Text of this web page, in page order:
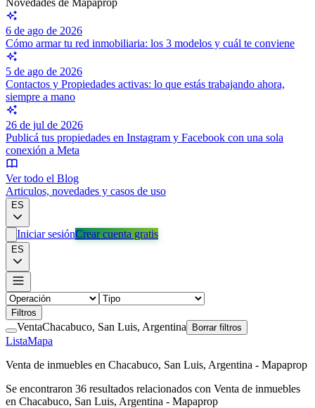
Novedades de Mapaprop
6 de ago de 2026
Cómo armar tu red inmobiliaria: los 3 modelos y cuál te conviene
5 de ago de 2026
Contactos y Propiedades activas: lo que estás trabajando ahora,
siempre a mano
26 de jul de 2026
Publicá tus propiedades en Instagram y Facebook con una sola
conexión a Meta
Ver todo el Blog
Articulos, novedades y casos de uso
ES
Iniciar sesiónCrear cuenta gratis
ES
Filtros
VentaChacabuco, San Luis, Argentina Borrar filtros
ListaMapa
Venta de inmuebles en Chacabuco, San Luis, Argentina - Mapaprop
Se encontraron 36 resultados relacionados con Venta de inmuebles
en Chacabuco, San Luis, Argentina - Mapaprop